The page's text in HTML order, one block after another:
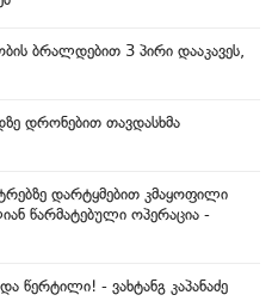
ბრალდებით 3 პირი დააკავეს,
დრონებით თავდასხმა
დარტყმებით კმაყოფილი
წარმატებული ოპერაცია -
წერტილი! - ვახტანგ კაპანაძე